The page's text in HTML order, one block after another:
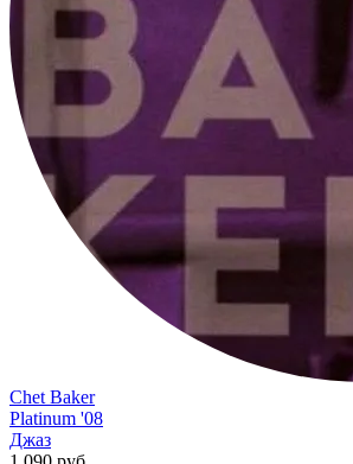
Chet Baker
Platinum '08
Джаз